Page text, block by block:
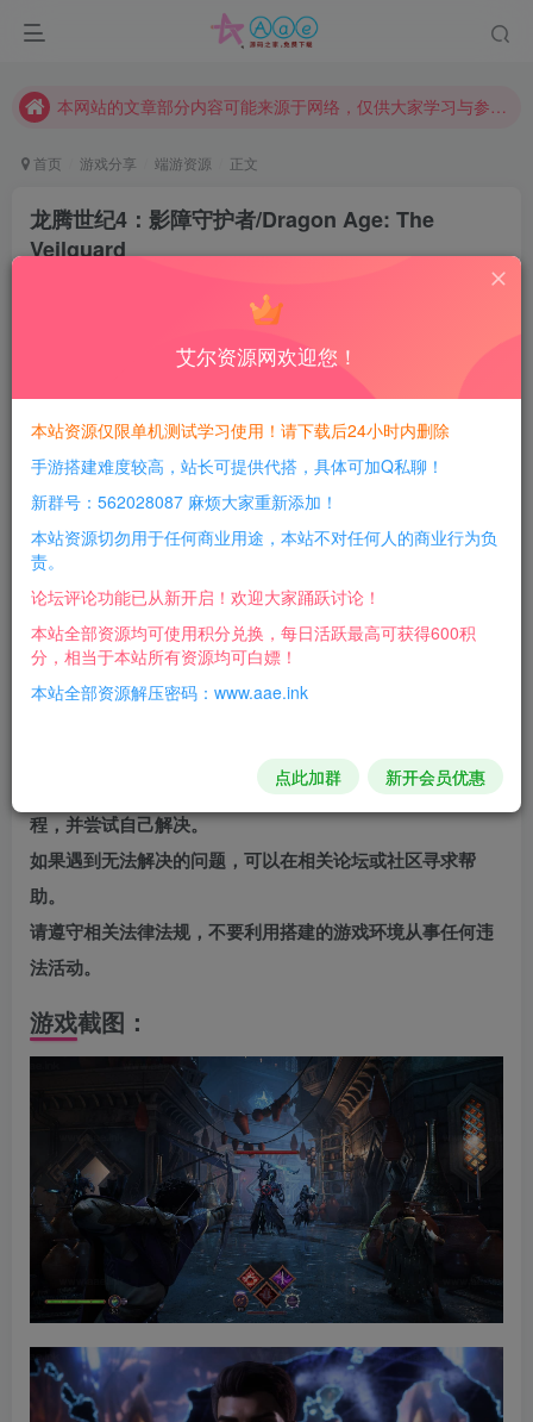
现在赞助会员享受专属折扣，详情点击此条公告。
本网站的文章部分内容可能来源于网络，仅供大家学习与参考，如有侵权，请联系站长QQ466107887进行删除处理。
首页 游戏分享 端游资源 正文
龙腾世纪4：影障守护者/Dragon Age: The
Veilguard
每日活跃最高可获得600积分！所有资源可以使用
积分免费兑换！
游戏介绍：
在《龙腾世纪: 影障守护者》中团结影障守护者，对抗诸
神。这是一款身临其境的单人 RPG 游戏，你将在游戏中成
为备受景仰的领导者。
v20241204|容量90.4GB|官方简体中文|支持键盘.鼠标.手
柄|赠多项修改器
在搭建过程中，可能会遇到各种问题，建议仔细阅读搭建教
程，并尝试自己解决。
如果遇到无法解决的问题，可以在相关论坛或社区寻求帮
助。
请遵守相关法律法规，不要利用搭建的游戏环境从事任何违
法活动。
游戏截图：
艾尔资源网欢迎您！
本站资源仅限单机测试学习使用！请下载后24小时内删除
手游搭建难度较高，站长可提供代搭，具体可加Q私聊！
新群号：562028087 麻烦大家重新添加！
本站资源切勿用于任何商业用途，本站不对任何人的商业行为负
责。
论坛评论功能已从新开启！欢迎大家踊跃讨论！
本站全部资源均可使用积分兑换，每日活跃最高可获得600积
分，相当于本站所有资源均可白嫖！
本站全部资源解压密码：www.aae.ink
点此加群 新开会员优惠